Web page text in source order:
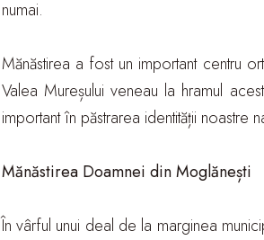
numai.
Mănăstirea a fost un important centru
Valea Mureșului veneau la hramul
important în păstrarea identității noastre
Mănăstirea Doamnei din Moglănești
În vârful unui deal de la marginea